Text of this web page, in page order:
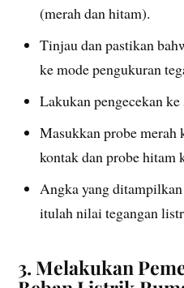
(merah dan hitam).
Tinjau dan pastikan
ke mode pengukuran
Lakukan pengecekan
Masukkan probe merah
kontak dan probe hitam
Angka yang
itulah nilai tegangan
3. Melakukan